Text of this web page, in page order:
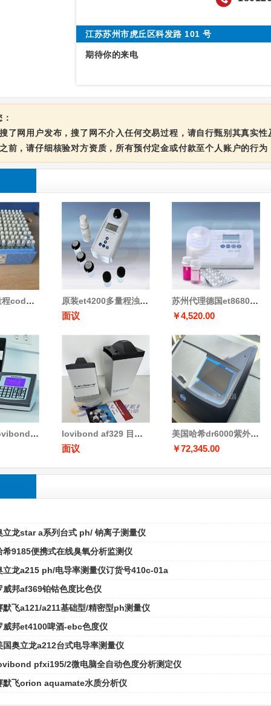
江苏苏州市虎丘区科发路 101 号
期待你的来电
了网用户发布，搜了网不介入任何交易过程，请自行甄别其真实性
前，请仔细核验对方资质，所有预付定金或付款至个人账户的行
哈希快速高量程cod试剂2038315-cn量程100-1000mg/l 原装et4200多量程浊度测定仪
面议
苏州代理德国et8680微电脑多参数浓度测定仪
￥4,520.00
德国罗威邦lovibond pfxi195全自动色度测定仪 lovibond af329 目视铂钴pt-co/hazen/aph色度测定仪
面议
美国哈希dr6000紫外可见光分光光度计/哈希代理
￥72,345.00
立龙star a系列台式 ph/ 钠离子测量仪
希9185便携式在线臭氧分析监测仪
立龙a215 ph/电导率测量仪订货号410c-01a
威邦af369铂钴色度比色仪
默飞a121/a211基础型/精密型ph测量仪
威邦et4100啤酒-ebc色度仪
国奥立龙a212台式电导率测量仪
pfxi195/2微电脑全自动色度分析测定仪
默飞orion aquamate水质分析仪